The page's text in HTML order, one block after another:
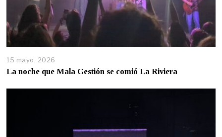
15 mayo, 2026
La noche que Mala Gestión se comió La Riviera